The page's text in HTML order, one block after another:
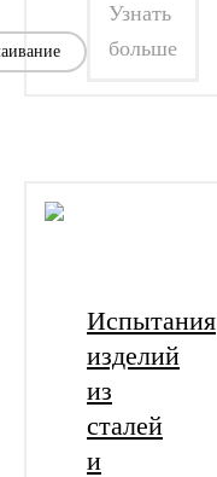
Узнать
больше
Испытания
изделий
из
сталей
и